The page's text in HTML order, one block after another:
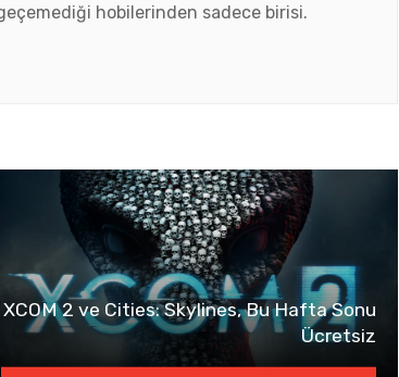
hobilerinden sadece birisi.
XCOM 2 ve Cities: Skylines, Bu Hafta Sonu
Ücretsiz